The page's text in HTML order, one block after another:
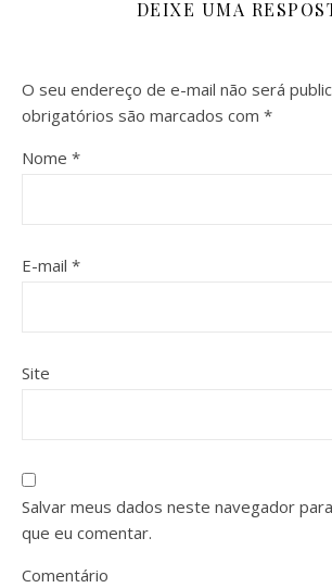
DEIXE UMA
O seu endereço de e-mail não será
obrigatórios são marcados com *
Nome *
E-mail *
Site
Salvar meus dados neste navegador
que eu comentar.
Comentário